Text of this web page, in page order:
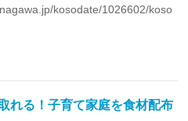
kosodate/1026602/koso
れる！子育て家庭を食材配布